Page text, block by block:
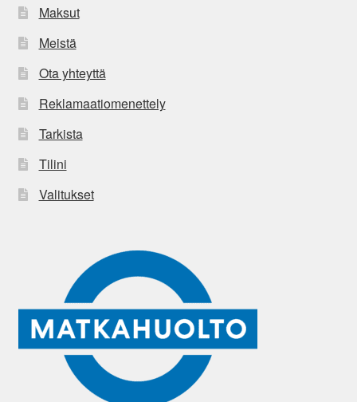
Maksut
Meistä
Ota yhteyttä
Reklamaatiomenettely
Tarkista
Tilini
Valitukset